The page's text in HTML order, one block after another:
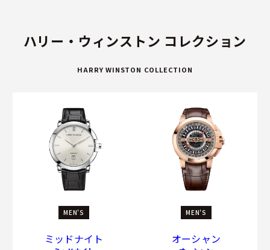
ハリー・ウィンストン コレクション
HARRY WINSTON COLLECTION
MEN'S
ミッドナイト
MEN'S
オーシャン